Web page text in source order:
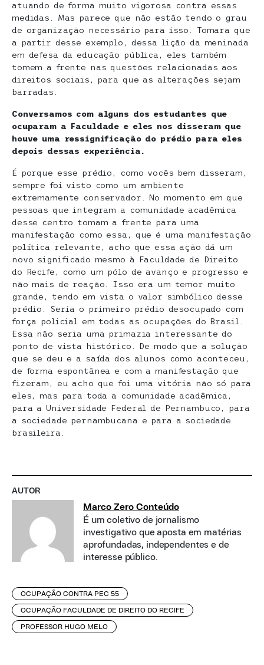
atuando de forma muito vigorosa contra essas
medidas. Mas parece que não estão tendo o grau
de organização necessário para isso. Tomara que
a partir desse exemplo, dessa lição da meninada
em defesa da educação pública, eles também
tomem a frente nas questões relacionadas aos
direitos sociais, para que as alterações sejam
barradas.
Conversamos com alguns dos estudantes que
ocuparam a Faculdade e eles nos disseram que
houve uma ressignificação do prédio para eles
depois dessas experiência.
É porque esse prédio, como vocês bem disseram,
sempre foi visto como um ambiente
extremamente conservador. No momento em que
pessoas que integram a comunidade acadêmica
desse centro tomam a frente para uma
manifestação como essa, que é uma manifestação
política relevante, acho que essa ação dá um
novo significado mesmo à Faculdade de Direito
do Recife, como um pólo de avanço e progresso e
não mais de reação. Isso era um temor muito
grande, tendo em vista o valor simbólico desse
prédio. Seria o primeiro prédio desocupado com
força policial em todas as ocupações do Brasil.
Essa não seria uma primazia interessante do
ponto de vista histórico. De modo que a solução
que se deu e a saída dos alunos como aconteceu,
de forma espontânea e com a manifestação que
fizeram, eu acho que foi uma vitória não só para
eles, mas para toda a comunidade acadêmica,
para a Universidade Federal de Pernambuco, para
a sociedade pernambucana e para a sociedade
brasileira.
AUTOR
Marco Zero Conteúdo
É um coletivo de jornalismo
investigativo que aposta em matérias
aprofundadas, independentes e de
interesse público.
OCUPAÇÃO CONTRA PEC 55
OCUPAÇÃO FACULDADE DE DIREITO DO RECIFE
PROFESSOR HUGO MELO